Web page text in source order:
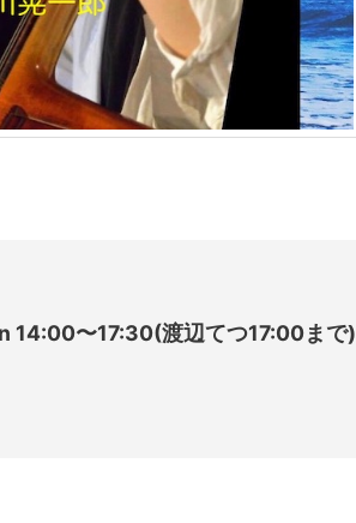
〜17:30(渡辺てつ17:00まで)